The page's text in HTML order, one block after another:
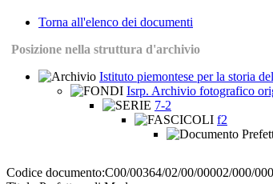
Torna all'elenco dei documenti
Posizione nella struttura d'archivio
Istituto piemontese per la storia
Isrp. Archivio fotografico
7-2
f2
Codice documento:C00/00364/02/00/00002/000/